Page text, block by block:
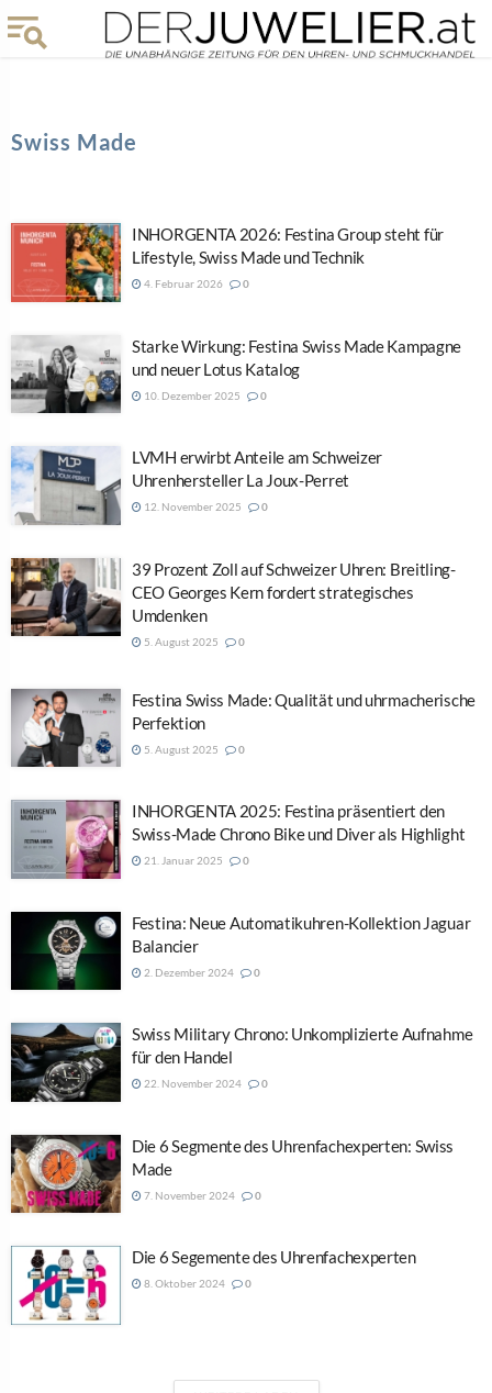
Swiss Made
INHORGENTA 2026: Festina Group steht für
Lifestyle, Swiss Made und Technik
4. Februar 2026 0
Starke Wirkung: Festina Swiss Made Kampagne
und neuer Lotus Katalog
10. Dezember 2025 0
LVMH erwirbt Anteile am Schweizer
Uhrenhersteller La Joux-Perret
12. November 2025 0
39 Prozent Zoll auf Schweizer Uhren: Breitling-
CEO Georges Kern fordert strategisches
Umdenken
5. August 2025 0
Festina Swiss Made: Qualität und uhrmacherische
Perfektion
5. August 2025 0
INHORGENTA 2025: Festina präsentiert den
Swiss-Made Chrono Bike und Diver als Highlight
21. Januar 2025 0
Festina: Neue Automatikuhren-Kollektion Jaguar
Balancier
2. Dezember 2024 0
Swiss Military Chrono: Unkomplizierte Aufnahme
für den Handel
22. November 2024 0
Die 6 Segmente des Uhrenfachexperten: Swiss
Made
7. November 2024 0
Die 6 Segemente des Uhrenfachexperten
8. Oktober 2024 0